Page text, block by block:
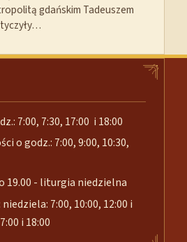
gdańskim Tadeuszem
7:00, 7:30, 17:00 i 18:00
o godz.: 7:00, 9:00, 10:30,
19.00 - liturgia niedzielna
7:00, 10:00, 12:00 i
i 18:00